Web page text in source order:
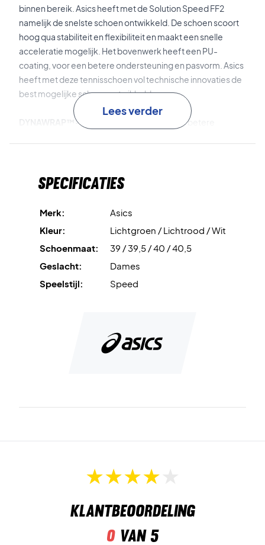
binnen bereik. Asics heeft met de Solution Speed FF2
namelijk de snelste schoen ontwikkeld. De schoen scoort
hoog qua stabiliteit en flexibiliteit en maakt een snelle
acceleratie mogelijk. Het bovenwerk heeft een PU-
coating, voor een betere ondersteuning en pasvorm. Asics
heeft met deze tennisschoen vol technische innovaties de
best mogelijke schoen ontwikkeld.
DYNAWRAP™-technologie
zorgt voor een betere
De tussenzool met deFLYTEFOAM® Propel Technology
zorgt voor een uitstekende veerkracht.
ASICSGRIP™ Technologiezorgt voor een goede grip op
de baan door het gebruikte rubber. Doet geen afbreuk aan
de duurzaamheid.
AHAR® Outsole-
rubber zorgt voor een betere
TWISTRUSS™ Technologyin de tussenzool bevordert
boeken op het veld met veel stabiliteit en duurzaamheid.
Deze schoen is zowel voor padel als tennis geschikt.
Lees verder
Specificaties
Merk:
Asics
Kleur:
Lichtgroen / Lichtrood / Wit
Schoenmaat:
39 / 39,5 / 40 / 40,5
Geslacht:
Dames
Speelstijl:
Speed
Klantbeoordeling
0van 5